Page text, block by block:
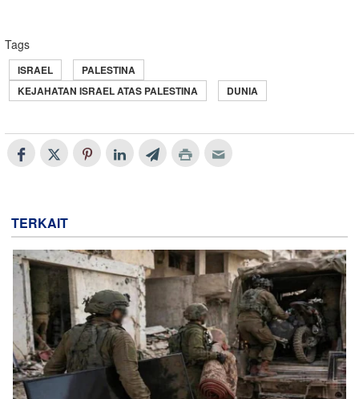
Tags
ISRAEL
PALESTINA
KEJAHATAN ISRAEL ATAS PALESTINA
DUNIA
TERKAIT